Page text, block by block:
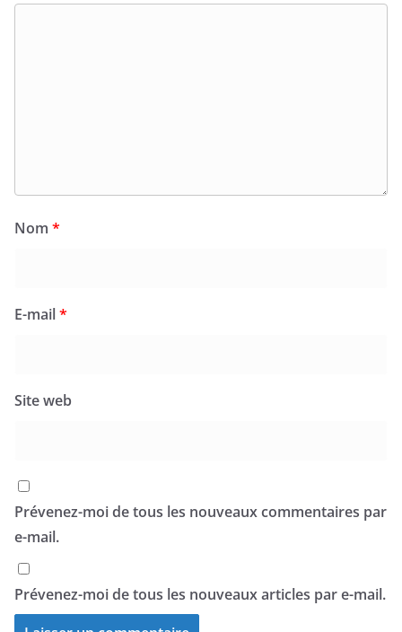
Nom *
E-mail*
Site web
Prévenez-moi de tous les nouveaux commentaires par
e-mail.
Prévenez-moi de tous les nouveaux articles par e-mail.